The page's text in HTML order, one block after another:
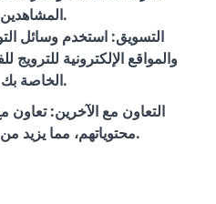
المشاهدين.
التسويق: استخدم وسائل
والمواقع الإلكترونية للترويج
الخاصة بك.
التعاون مع الآخرين: تعاون
محتوياتهم، مما يزيد من فرص تحقيق الدخل.